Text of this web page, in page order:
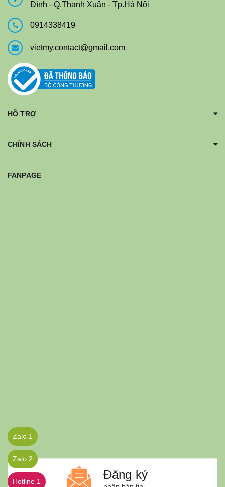
Đình - Q.Thanh Xuân - Tp.Hà Nội
0914338419
vietmy.contact@gmail.com
HỖ TRỢ
CHÍNH SÁCH
FANPAGE
Đăng ký
Hotline 1
Zalo 1
Zalo 2